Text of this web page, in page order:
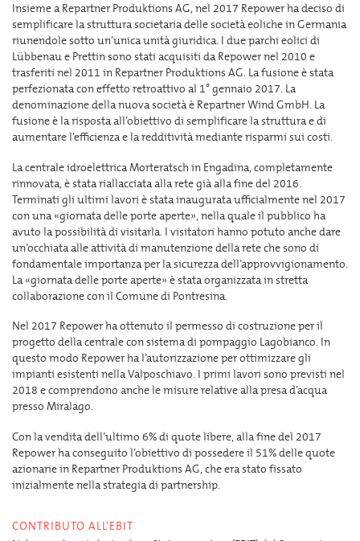
Insieme a Repartner Produktions AG, nel 2017 Repower ha deciso di
semplificare la struttura societaria delle società eoliche in Germania
riunendole sotto un’unica unità giuridica. I due parchi eolici di
Lübbenau e Prettin sono stati acquisiti da Repower nel 2010 e
trasferiti nel 2011 in Repartner Produktions AG. La fusione è stata
perfezionata con effetto retroattivo al 1° gennaio 2017. La
denominazione della nuova società è Repartner Wind GmbH. La
fusione è la risposta all’obiettivo di semplificare la struttura e di
aumentare l’efficienza e la redditività mediante risparmi sui costi.
La centrale idroelettrica Morteratsch in Engadina, completamente
rinnovata, è stata riallacciata alla rete già alla fine del 2016.
Terminati gli ultimi lavori è stata inaugurata ufficialmente nel 2017
con una «giornata delle porte aperte», nella quale il pubblico ha
avuto la possibilità di visitarla. I visitatori hanno potuto anche dare
un’occhiata alle attività di manutenzione della rete che sono di
fondamentale importanza per la sicurezza dell’approvvigionamento.
La «giornata delle porte aperte» è stata organizzata in stretta
collaborazione con il Comune di Pontresina.
Nel 2017 Repower ha ottenuto il permesso di costruzione per il
progetto della centrale con sistema di pompaggio Lagobianco. In
questo modo Repower ha l’autorizzazione per ottimizzare gli
impianti esistenti nella Valposchiavo. I primi lavori sono previsti nel
2018 e comprendono anche le misure relative alla presa d’acqua
presso Miralago.
Con la vendita dell’ultimo 6% di quote libere, alla fine del 2017
Repower ha conseguito l’obiettivo di possedere il 51% delle quote
azionarie in Repartner Produktions AG, che era stato fissato
inizialmente nella strategia di partnership.
CONTRIBUTO ALL’EBIT